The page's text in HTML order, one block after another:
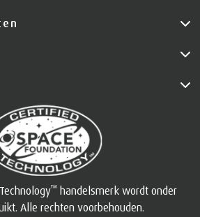
™handelsmerk wordt onder
Alle rechten voorbehouden.